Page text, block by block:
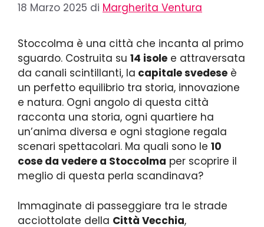
18 Marzo 2025 di Margherita Ventura
Stoccolma è una città che incanta al primo
sguardo. Costruita su 14 isole e attraversata
da canali scintillanti, la capitale svedese è
un perfetto equilibrio tra storia, innovazione
e natura. Ogni angolo di questa città
racconta una storia, ogni quartiere ha
un’anima diversa e ogni stagione regala
scenari spettacolari. Ma quali sono le 10
cose da vedere a Stoccolma per scoprire il
meglio di questa perla scandinava?
Immaginate di passeggiare tra le strade
acciottolate della Città Vecchia,